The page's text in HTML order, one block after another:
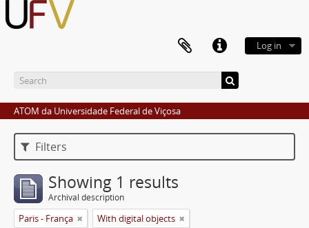
Log in
ATOM da Universidade Federal de Viçosa
Filters
Showing 1 results
Archival description
Paris - França With digital objects